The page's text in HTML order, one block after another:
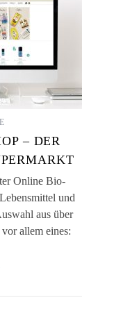
– DER
Online Bio-
und
aus über
allem eines: